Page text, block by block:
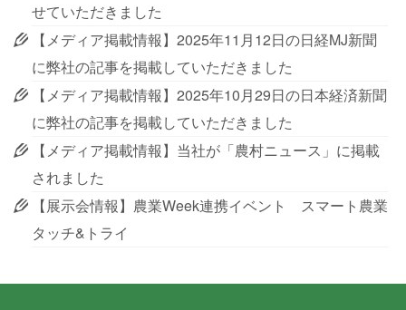
せていただきました
【メディア掲載情報】2025年11月12日の日経MJ新聞
に弊社の記事を掲載していただきました
【メディア掲載情報】2025年10月29日の日本経済新聞
に弊社の記事を掲載していただきました
【メディア掲載情報】当社が「農村ニュース」に掲載
されました
【展示会情報】農業Week連携イベント スマート農業
タッチ&トライ